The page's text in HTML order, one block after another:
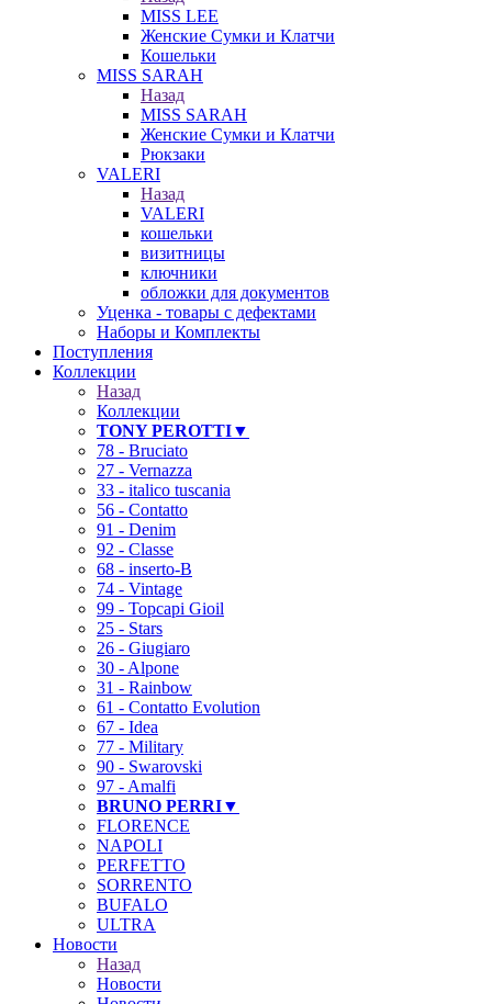
MISS LEE
Женские Сумки и Клатчи
Кошельки
MISS SARAH
Назад
MISS SARAH
Женские Сумки и Клатчи
Рюкзаки
VALERI
Назад
VALERI
кошельки
визитницы
ключники
обложки для документов
Уценка - товары с дефектами
Наборы и Комплекты
Поступления
Коллекции
Назад
Коллекции
TONY PEROTTI▼
78 - Bruciato
27 - Vernazza
33 - italico tuscania
56 - Contatto
91 - Denim
92 - Classe
68 - inserto-B
74 - Vintage
99 - Topcapi Gioil
25 - Stars
26 - Giugiaro
30 - Alpone
31 - Rainbow
61 - Contatto Evolution
67 - Idea
77 - Military
90 - Swarovski
97 - Amalfi
BRUNO PERRI▼
FLORENCE
NAPOLI
PERFETTO
SORRENTO
BUFALO
ULTRA
Новости
Назад
Новости